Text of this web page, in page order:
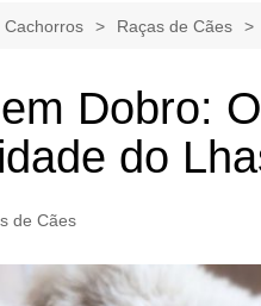
Cachorros Raças de Cães
Dobro:
do
de Cães